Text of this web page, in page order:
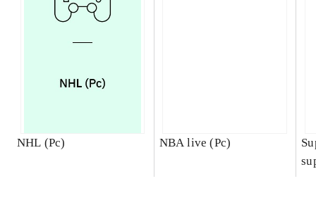
NHL (Pc) NBA live (Pc)